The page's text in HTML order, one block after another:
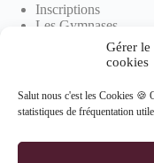
Gérer le
cookies
Salut nous c'est les Cookies 🍪
statistiques de fréquentation
Inscriptions
Les Gymnases
Devenir partenaire
Informations
Mentions Légales